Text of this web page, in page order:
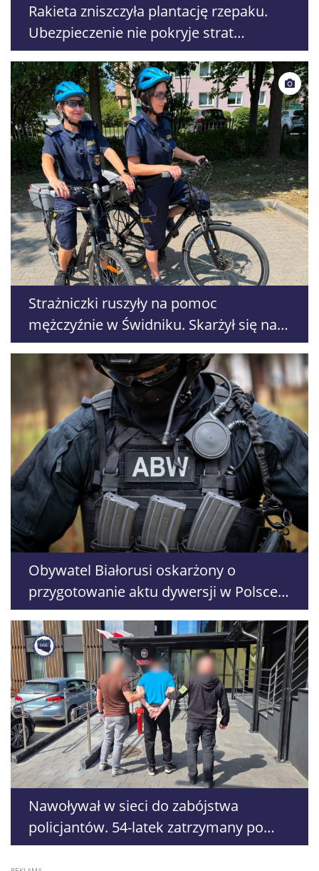
Rakieta zniszczyła plantację rzepaku.
Ubezpieczenie nie pokryje strat
rolników
Strażniczki ruszyły na pomoc
mężczyźnie w Świdniku. Skarżył się na
ból w klatce piersiowej
Obywatel Białorusi oskarżony o
przygotowanie aktu dywersji w Polsce.
Pracował w restauracji w Lublinie
Nawoływał w sieci do zabójstwa
policjantów. 54-latek zatrzymany po
kilku godzinach